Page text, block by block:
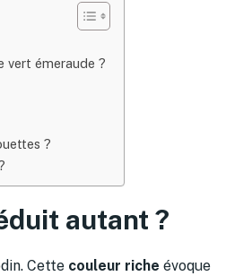
vert émeraude ?
?
autant ?
Cette couleur riche évoque